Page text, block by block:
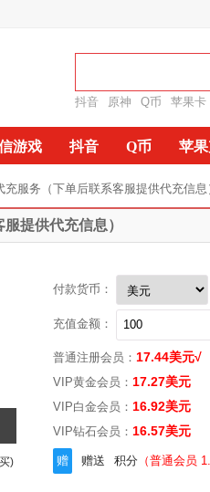
抖音 原神 Q币 苹果卡
游戏 抖音 Q币 苹
服务（下单后联系客服提供代充信息
提供代充信息）
)
付款货币：
充值金额：
普通注册会员： 17.44美元√
VIP黄金会员： 17.27美元
VIP白金会员： 16.92美元
VIP钻石会员： 16.57美元
赠 赠送 积分 （普通会员